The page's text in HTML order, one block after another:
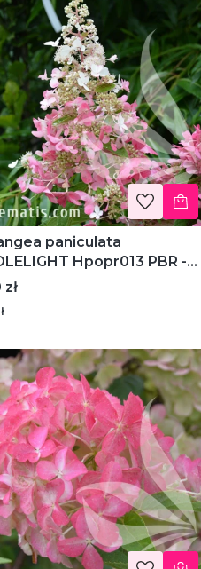
paniculata
Hpopr013 PBR -
bukietowa